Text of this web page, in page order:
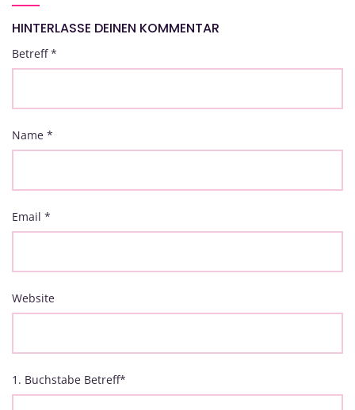
HINTERLASSE DEINEN KOMMENTAR
Betreff*
Name *
Email *
Website
1. Buchstabe Betreff*